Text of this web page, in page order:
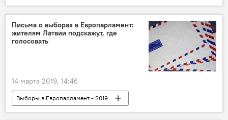
Нил Ушаков
Даце Мелбарде
Райвис Дзинтарс
Алдис Гобземс
Юрис Янсонс
Элита Круминя
Письма о выборах в Европарламент:
жителям Латвии подскажут, где
голосовать
14 марта 2019, 14:46
Выборы в Европарламент - 2019
Новости Латвии
Европарламент